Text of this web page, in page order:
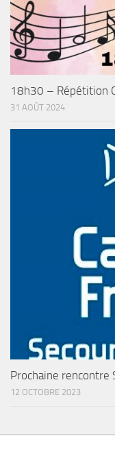
18h30 – Répétition
31 AOÛT 2024
Prochaine rencontre
12 OCTOBRE 2023